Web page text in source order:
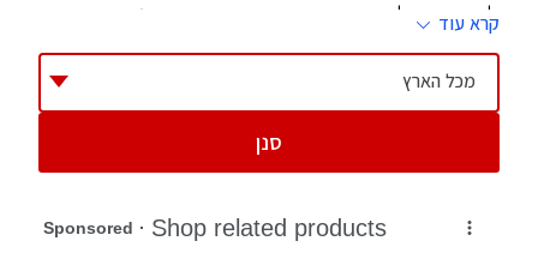
להקפיד על איכות המוצר ואיכות ההתקנה. יש שיש
קיסר ויש שיש מיובא ובתוכם יש אינסוף דגמים,
צבעים וטקסטורות. התייעצו עם מעצב הפנים שלכם
באיזה צבע וטקסטורה לבחור שתתאים למטבח או
האמבטיה וכמובן לאופן ניהול החיים בבית.
קרא עוד
מכל הארץ
סנן